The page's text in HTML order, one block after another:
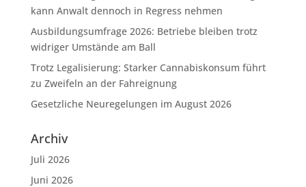
kann Anwalt dennoch in Regress nehmen
Ausbildungsumfrage 2026: Betriebe bleiben trotz
widriger Umstände am Ball
Trotz Legalisierung: Starker Cannabiskonsum führt
zu Zweifeln an der Fahreignung
Gesetzliche Neuregelungen im August 2026
Archiv
Juli 2026
Juni 2026